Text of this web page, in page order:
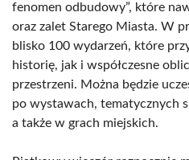
fenomen odbudowy”, które
oraz zalet Starego Miasta. W
blisko 100 wydarzeń, które
historię, jak i współczesne
przestrzeni. Można będzie
po wystawach, tematycznych
a także w grach miejskich.